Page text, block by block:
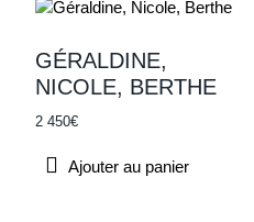
GÉRALDINE,
NICOLE, BERTHE
2 450€
Ajouter au panier